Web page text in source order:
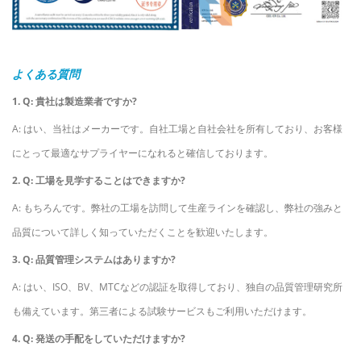
よくある質問
1. Q: 貴社は製造業者ですか?
A: はい、当社はメーカーです。自社工場と自社会社を所有しており、お客様
にとって最適なサプライヤーになれると確信しております。
2. Q: 工場を見学することはできますか?
A: もちろんです。弊社の工場を訪問して生産ラインを確認し、弊社の強みと
品質について詳しく知っていただくことを歓迎いたします。
3. Q: 品質管理システムはありますか?
A: はい、ISO、BV、MTCなどの認証を取得しており、独自の品質管理研究所
も備えています。第三者による試験サービスもご利用いただけます。
4. Q: 発送の手配をしていただけますか?